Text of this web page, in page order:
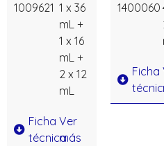
1009621 1 x 36
mL +
1 x 16
mL +
2 x 12
mL
Ficha
técnica
Ver
más
1400060
Ficha